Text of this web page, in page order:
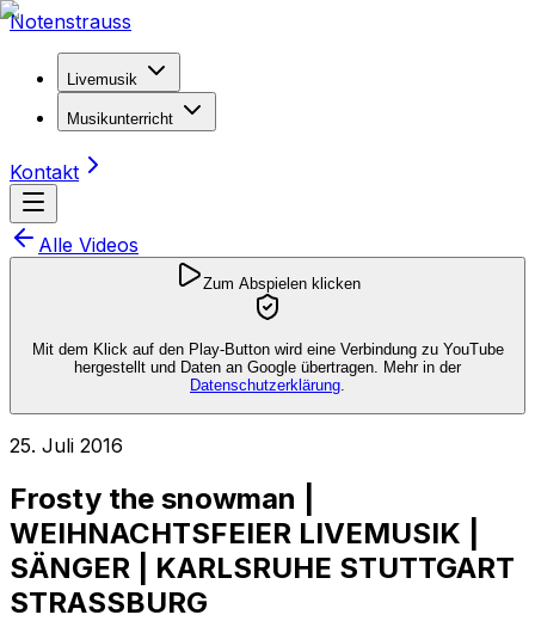
Notenstrauss
Livemusik
Musikunterricht
Kontakt
Alle Videos
Zum Abspielen klicken
Mit dem Klick auf den Play-Button wird eine Verbindung zu YouTube
hergestellt und Daten an Google übertragen. Mehr in der
Datenschutzerklärung.
25. Juli 2016
Frosty the snowman |
WEIHNACHTSFEIER LIVEMUSIK |
SÄNGER | KARLSRUHE STUTTGART
STRASSBURG